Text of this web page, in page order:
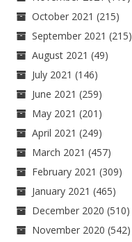
October 2021 (215)
September 2021 (215)
August 2021 (49)
July 2021 (146)
June 2021 (259)
May 2021 (201)
April 2021 (249)
March 2021 (457)
February 2021 (309)
January 2021 (465)
December 2020 (510)
November 2020 (542)